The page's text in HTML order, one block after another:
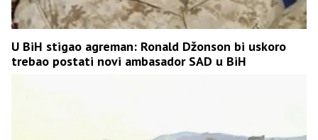
U BiH stigao agreman: Ronald Džonson bi uskoro
trebao postati novi ambasador SAD u BiH